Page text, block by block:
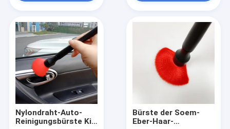
Nylondraht-Auto-
Reinigungsbürste Kit
Bürste der Soem-
Eber-Haar-